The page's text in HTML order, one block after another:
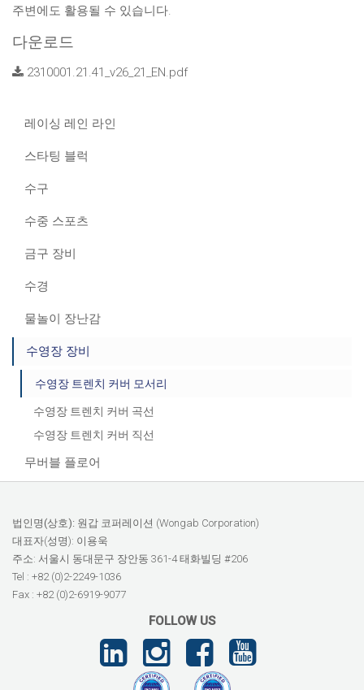
주변에도 활용될 수 있습니다.
다운로드
2310001.21.41_v26_21_EN.pdf
레이싱 레인 라인
스타팅 블럭
수구
수중 스포츠
금구 장비
수경
물놀이 장난감
수영장 장비
수영장 트렌치 커버 모서리
수영장 트렌치 커버 곡선
수영장 트렌치 커버 직선
무버블 플로어
법인명(상호): 원갑 코퍼레이션 (Wongab Corporation)
대표자(성명): 이용욱
주소: 서울시 동대문구 장안동 361-4 태화빌딩 #206
Tel : +82 (0)2-2249-1036
Fax : +82 (0)2-6919-9077
FOLLOW US